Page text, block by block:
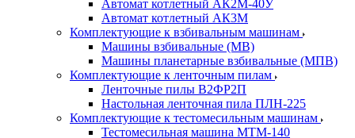
Автомат котлетный АК2М-40У
Автомат котлетный АК3М
Комплектующие к взбивальным машинам
Машины взбивальные (МВ)
Машины планетарные взбивальные (МПВ)
Комплектующие к ленточным пилам
Ленточные пилы В2ФР2П
Настольная ленточная пила ПЛН-225
Комплектующие к тестомесильным машинам
Тестомесильная машина МТМ-140